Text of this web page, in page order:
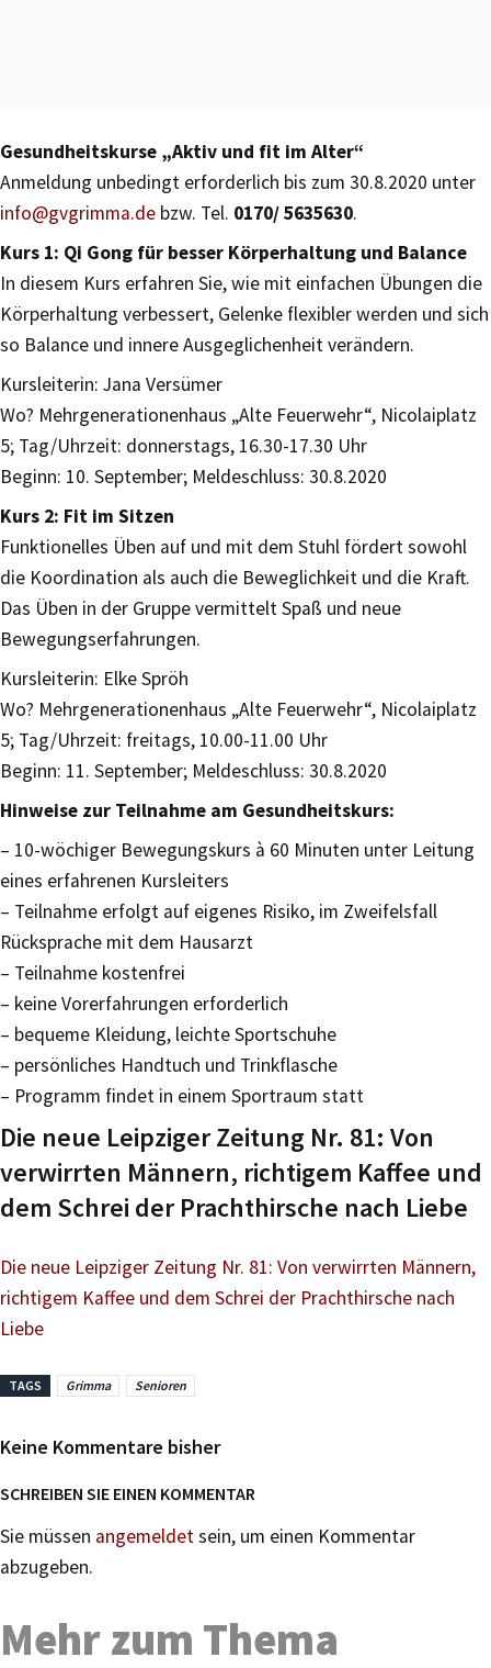
Gesundheitskurse „Aktiv und fit im Alter“
Anmeldung unbedingt erforderlich bis zum 30.8.2020 unter
info@gvgrimma.de bzw. Tel. 0170/ 5635630.
Kurs 1: Qi Gong für besser Körperhaltung und Balance
In diesem Kurs erfahren Sie, wie mit einfachen Übungen die
Körperhaltung verbessert, Gelenke flexibler werden und sich
so Balance und innere Ausgeglichenheit verändern.
Kursleiterin: Jana Versümer
Wo? Mehrgenerationenhaus „Alte Feuerwehr“, Nicolaiplatz
5; Tag/Uhrzeit: donnerstags, 16.30-17.30 Uhr
Beginn: 10. September; Meldeschluss: 30.8.2020
Kurs 2: Fit im Sitzen
Funktionelles Üben auf und mit dem Stuhl fördert sowohl
die Koordination als auch die Beweglichkeit und die Kraft.
Das Üben in der Gruppe vermittelt Spaß und neue
Bewegungserfahrungen.
Kursleiterin: Elke Spröh
Wo? Mehrgenerationenhaus „Alte Feuerwehr“, Nicolaiplatz
5; Tag/Uhrzeit: freitags, 10.00-11.00 Uhr
Beginn: 11. September; Meldeschluss: 30.8.2020
Hinweise zur Teilnahme am Gesundheitskurs:
– 10-wöchiger Bewegungskurs à 60 Minuten unter Leitung
eines erfahrenen Kursleiters
– Teilnahme erfolgt auf eigenes Risiko, im Zweifelsfall
Rücksprache mit dem Hausarzt
– Teilnahme kostenfrei
– keine Vorerfahrungen erforderlich
– bequeme Kleidung, leichte Sportschuhe
– persönliches Handtuch und Trinkflasche
– Programm findet in einem Sportraum statt
Die neue Leipziger Zeitung Nr. 81: Von
verwirrten Männern, richtigem Kaffee und
dem Schrei der Prachthirsche nach Liebe
Die neue Leipziger Zeitung Nr. 81: Von verwirrten Männern,
richtigem Kaffee und dem Schrei der Prachthirsche nach
Liebe
TAGS Grimma Senioren
Keine Kommentare bisher
SCHREIBEN SIE EINEN KOMMENTAR
Sie müssen angemeldetsein, um einen Kommentar
abzugeben.
Mehr zum Thema